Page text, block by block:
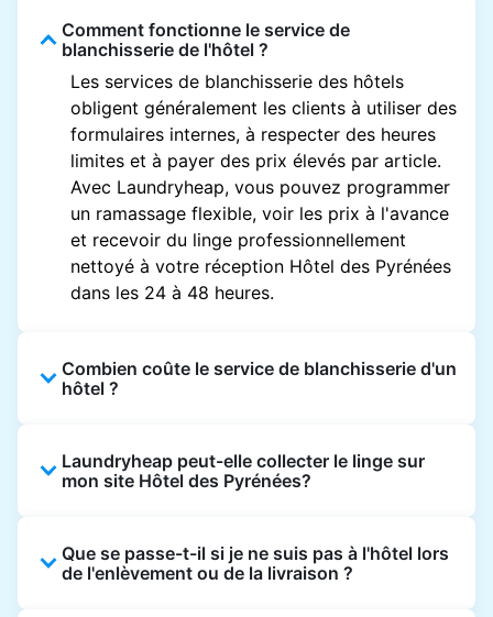
Comment fonctionne le service de
blanchisserie de l'hôtel ?
Les services de blanchisserie des hôtels
obligent généralement les clients à utiliser des
formulaires internes, à respecter des heures
limites et à payer des prix élevés par article.
Avec Laundryheap, vous pouvez programmer
un ramassage flexible, voir les prix à l'avance
et recevoir du linge professionnellement
nettoyé à votre réception Hôtel des Pyrénées
dans les 24 à 48 heures.
Combien coûte le service de blanchisserie d'un
hôtel ?
fonction de l'établissement et du vêtement et
sont souvent beaucoup plus élevés.
transparente, basée sur les articles, de sorte
que vous ne payez que pour ce que vous
Laundryheap peut-elle collecter le linge sur
mon site Hôtel des Pyrénées?
directement à la réception de l'hôtel à l'heure
prévue et vous restituer les articles nettoyés
Que se passe-t-il si je ne suis pas à l'hôtel lors
de l'enlèvement ou de la livraison ?